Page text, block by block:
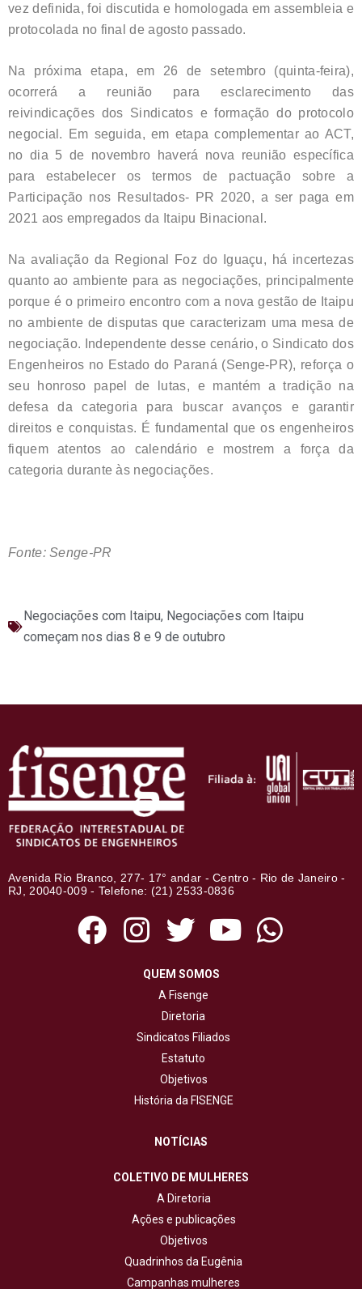
vez definida, foi discutida e homologada em assembleia e
protocolada no final de agosto passado.
Na próxima etapa, em 26 de setembro (quinta-feira),
ocorrerá a reunião para esclarecimento das
reivindicações dos Sindicatos e formação do protocolo
negocial. Em seguida, em etapa complementar ao ACT,
no dia 5 de novembro haverá nova reunião específica
para estabelecer os termos de pactuação sobre a
Participação nos Resultados- PR 2020, a ser paga em
2021 aos empregados da Itaipu Binacional.
Na avaliação da Regional Foz do Iguaçu, há incertezas
quanto ao ambiente para as negociações, principalmente
porque é o primeiro encontro com a nova gestão de Itaipu
no ambiente de disputas que caracterizam uma mesa de
negociação. Independente desse cenário, o Sindicato dos
Engenheiros no Estado do Paraná (Senge-PR), reforça o
seu honroso papel de lutas, e mantém a tradição na
defesa da categoria para buscar avanços e garantir
direitos e conquistas. É fundamental que os engenheiros
fiquem atentos ao calendário e mostrem a força da
categoria durante às negociações.
Fonte: Senge-PR
Negociações com Itaipu, Negociações com Itaipu
começam nos dias 8 e 9 de outubro
Avenida Rio Branco, 277- 17° andar - Centro - Rio de Janeiro -
RJ, 20040-009 - Telefone: (21) 2533-0836
QUEM SOMOS
A Fisenge
Diretoria
Sindicatos Filiados
Estatuto
Objetivos
História da FISENGE
NOTÍCIAS
COLETIVO DE MULHERES
A Diretoria
Ações e publicações
Objetivos
Quadrinhos da Eugênia
Campanhas mulheres